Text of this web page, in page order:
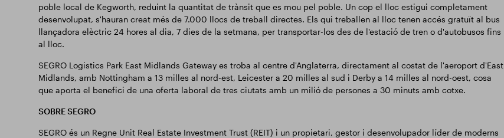
poble local de Kegworth, reduint la quantitat de trànsit que es mou pel poble. Un cop el lloc estigui completament
desenvolupat, s'hauran creat més de 7.000 llocs de treball directes. Els qui treballen al lloc tenen accés gratuït al bus
llançadora elèctric 24 hores al dia, 7 dies de la setmana, per transportar-los des de l'estació de tren o d'autobusos fins
al lloc.
SEGRO Logistics Park East Midlands Gateway es troba al centre d'Anglaterra, directament al costat de l'aeroport d'East
Midlands, amb Nottingham a 13 milles al nord-est, Leicester a 20 milles al sud i Derby a 14 milles al nord-oest, cosa
que aporta el benefici de una oferta laboral de tres ciutats amb un milió de persones a 30 minuts amb cotxe.
SOBRE SEGRO
SEGRO és un Regne Unit Real Estate Investment Trust (REIT) i un propietari, gestor i desenvolupador líder de moderns